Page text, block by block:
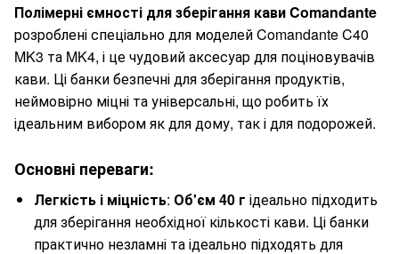
Полімерні ємності для зберігання кави Comandante
розроблені спеціально для моделей Comandante C40
MK3 та MK4, і це чудовий аксесуар для поціновувачів
кави. Ці банки безпечні для зберігання продуктів,
неймовірно міцні та універсальні, що робить їх
ідеальним вибором як для дому, так і для подорожей.
Основні переваги:
Легкість і міцність: Об'єм 40 г ідеально підходить
для зберігання необхідної кількості кави. Ці банки
практично незламні та ідеально підходять для